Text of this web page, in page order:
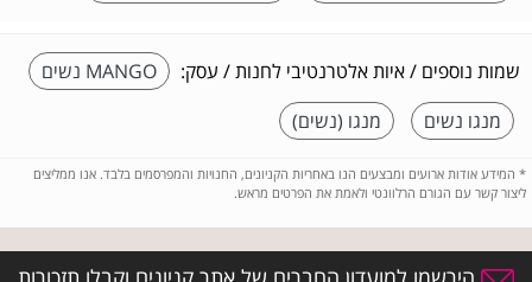
שמות נוספים / איות אלטרנטיבי לחנות / עסק:
MANGO נשים
מנגו נשים
מנגו (נשים)
* המידע אודות ארועים ומבצעים הנו באחריות הקניונים, החנויות והמפרסמים בלבד. אנו ממליצים
ליצור קשר עם הגורם הרלוונטי ולאמת את הפרטים מראש.